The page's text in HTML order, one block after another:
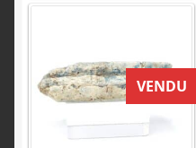
VENDU